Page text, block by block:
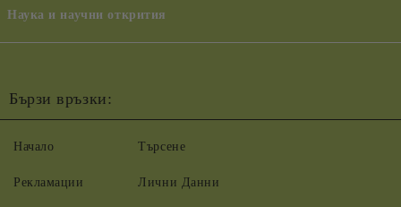
Наука и научни открития
Бързи връзки:
Начало
Рекламации
Търсене
Лични Данни